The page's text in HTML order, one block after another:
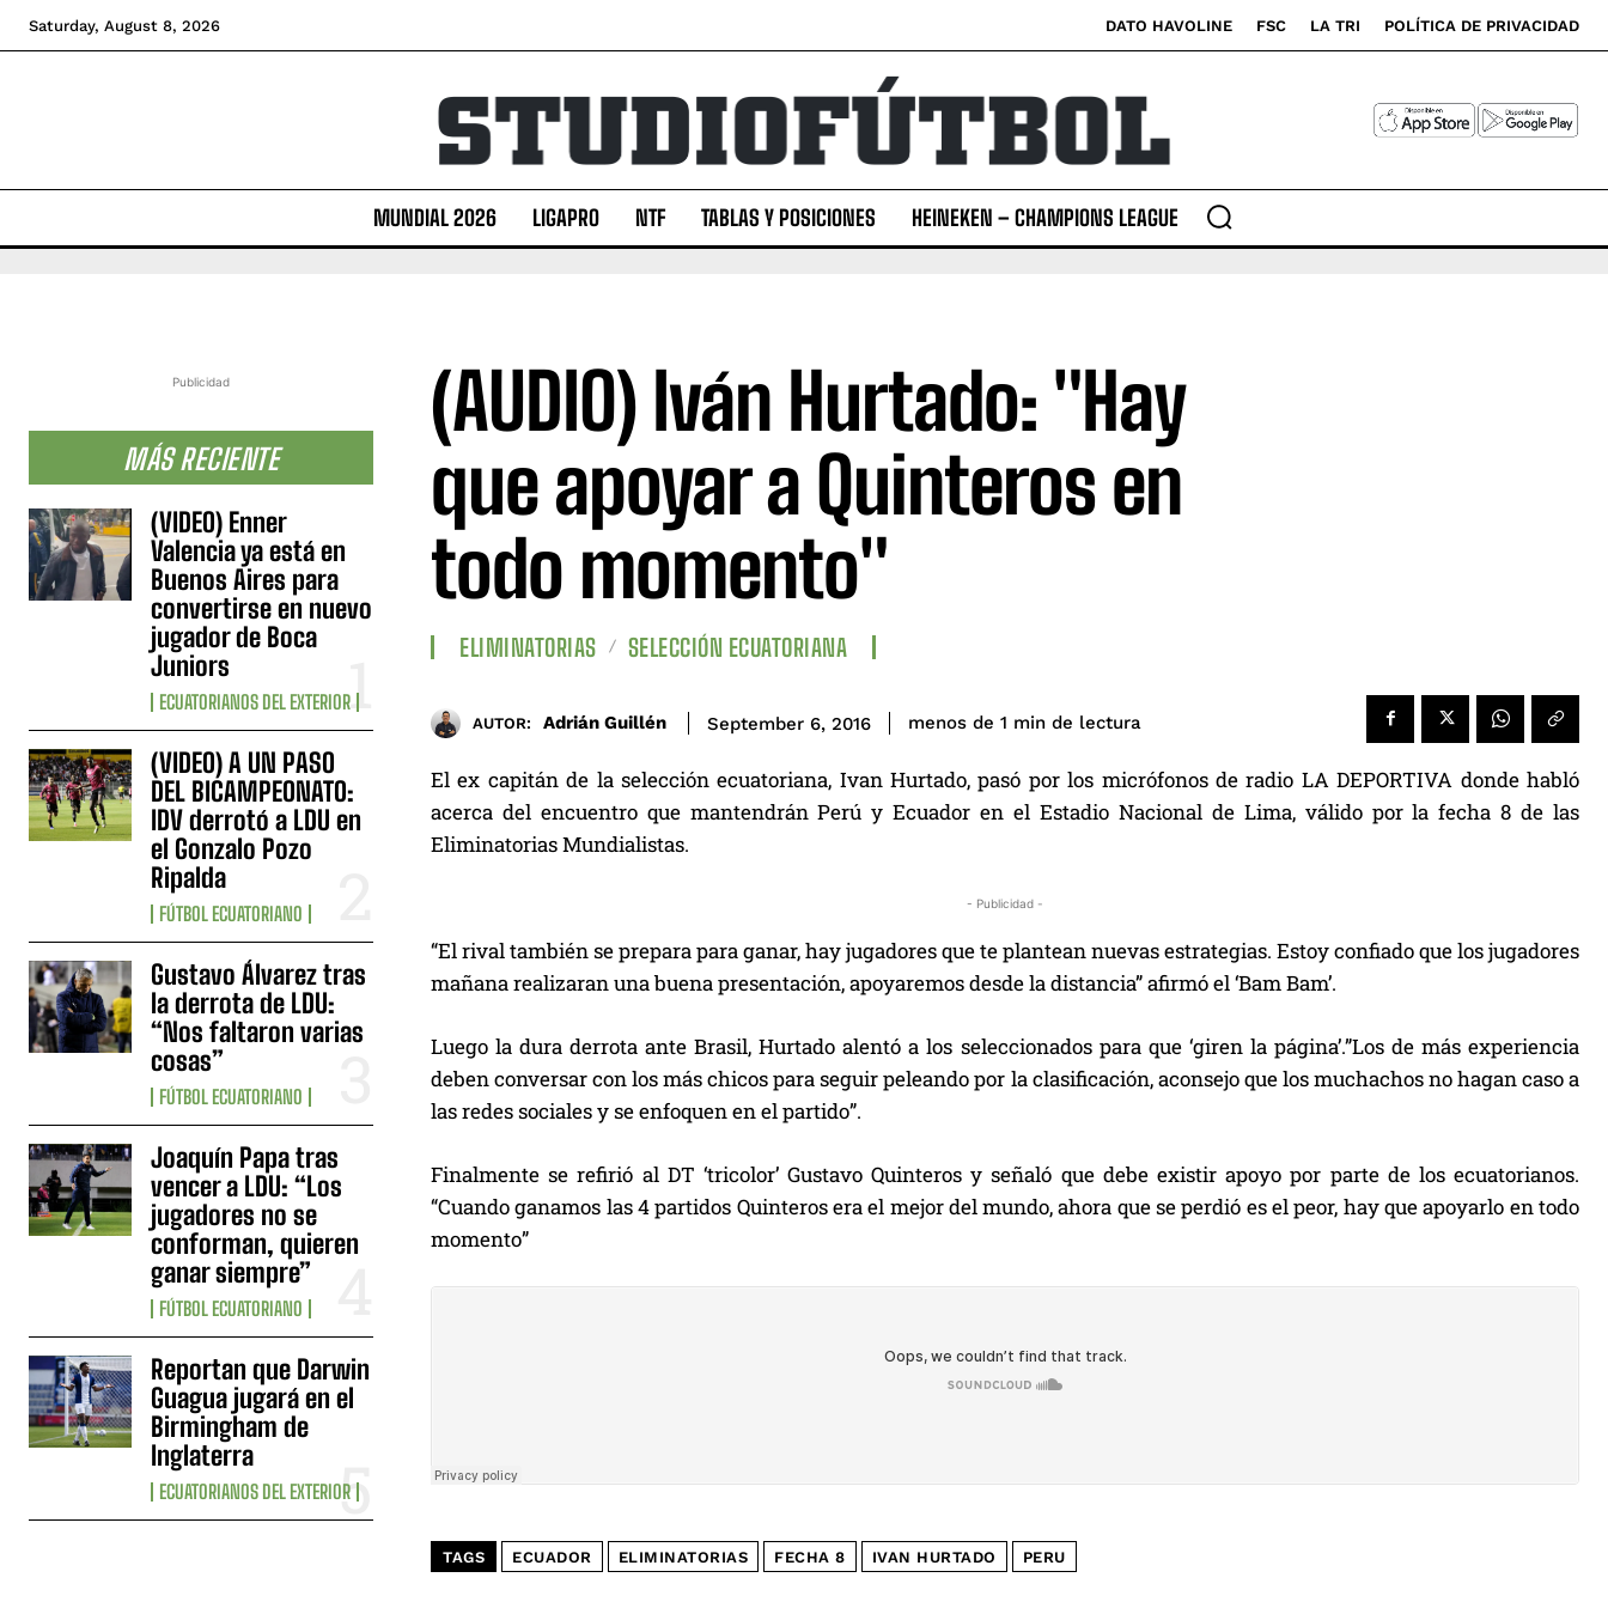
Saturday, August 8, 2026 DATO HAVOLINE FSC LA TRI POLÍTICA DE PRIVACIDAD
MUNDIAL 2026 LIGAPRO NTF TABLAS Y POSICIONES HEINEKEN – CHAMPIONS LEAGUE
Publicidad
MÁS RECIENTE
(VIDEO) Enner
Valencia ya está en
Buenos Aires para
convertirse en nuevo
jugador de Boca
Juniors
ECUATORIANOS DEL EXTERIOR
(VIDEO) A UN PASO
DEL BICAMPEONATO:
IDV derrotó a LDU en
el Gonzalo Pozo
Ripalda
FÚTBOL ECUATORIANO
Gustavo Álvarez tras
la derrota de LDU:
“Nos faltaron varias
cosas”
FÚTBOL ECUATORIANO
Joaquín Papa tras
vencer a LDU: “Los
jugadores no se
conforman, quieren
ganar siempre”
FÚTBOL ECUATORIANO
Reportan que Darwin
Guagua jugará en el
Birmingham de
Inglaterra
ECUATORIANOS DEL EXTERIOR
(AUDIO) Iván Hurtado: "Hay
que apoyar a Quinteros en
todo momento"
ELIMINATORIAS SELECCIÓN ECUATORIANA
AUTOR: Adrián Guillén September 6, 2016 menos de 1 min de lectura
El ex capitán de la selección ecuatoriana, Ivan Hurtado, pasó por los micrófonos de radio LA DEPORTIVA donde habló
acerca del encuentro que mantendrán Perú y Ecuador en el Estadio Nacional de Lima, válido por la fecha 8 de las
Eliminatorias Mundialistas.
- Publicidad -
“El rival también se prepara para ganar, hay jugadores que te plantean nuevas estrategias. Estoy confiado que los jugadores
mañana realizaran una buena presentación, apoyaremos desde la distancia” afirmó el ‘Bam Bam’.
Luego la dura derrota ante Brasil, Hurtado alentó a los seleccionados para que ‘giren la página’.”Los de más experiencia
deben conversar con los más chicos para seguir peleando por la clasificación, aconsejo que los muchachos no hagan caso a
las redes sociales y se enfoquen en el partido”.
Finalmente se refirió al DT ‘tricolor’ Gustavo Quinteros y señaló que debe existir apoyo por parte de los ecuatorianos.
“Cuando ganamos las 4 partidos Quinteros era el mejor del mundo, ahora que se perdió es el peor, hay que apoyarlo en todo
momento”
TAGS ECUADOR ELIMINATORIAS FECHA 8 IVAN HURTADO PERU